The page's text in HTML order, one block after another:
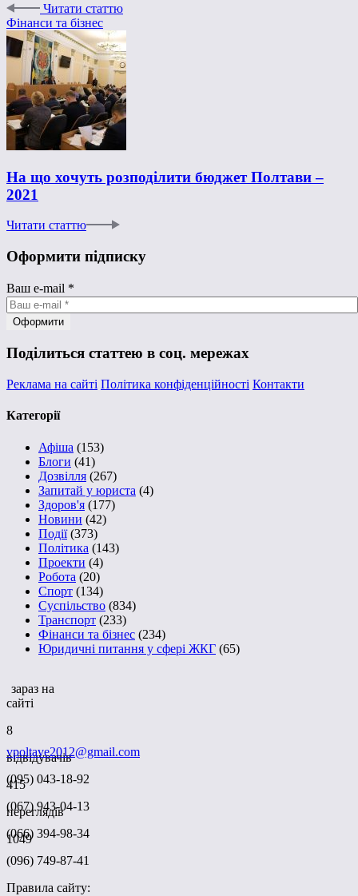
Читати статтю
Фінанси та бізнес
На що хочуть розподілити бюджет Полтави –
2021
Читати статтю
Оформити підписку
Ваш e-mail *
Поділиться статтею в соц. мережах
Реклама на сайті Політика конфіденційності Контакти
Категорії
Афіша (153)
Блоги (41)
Дозвілля (267)
Запитай у юриста (4)
Здоров'я (177)
Новини (42)
Події(373)
Політика (143)
Проекти (4)
Робота (20)
Спорт (134)
Суспільство (834)
Транспорт (233)
Фінанси та бізнес (234)
Юридичні питання у сфері ЖКГ (65)
зараз на
сайті
8
відвідувачів
415
переглядів
1049
vpoltave2012@gmail.com
(095) 043-18-92
(067) 943-04-13
(066) 394-98-34
(096) 749-87-41
Правила сайту: